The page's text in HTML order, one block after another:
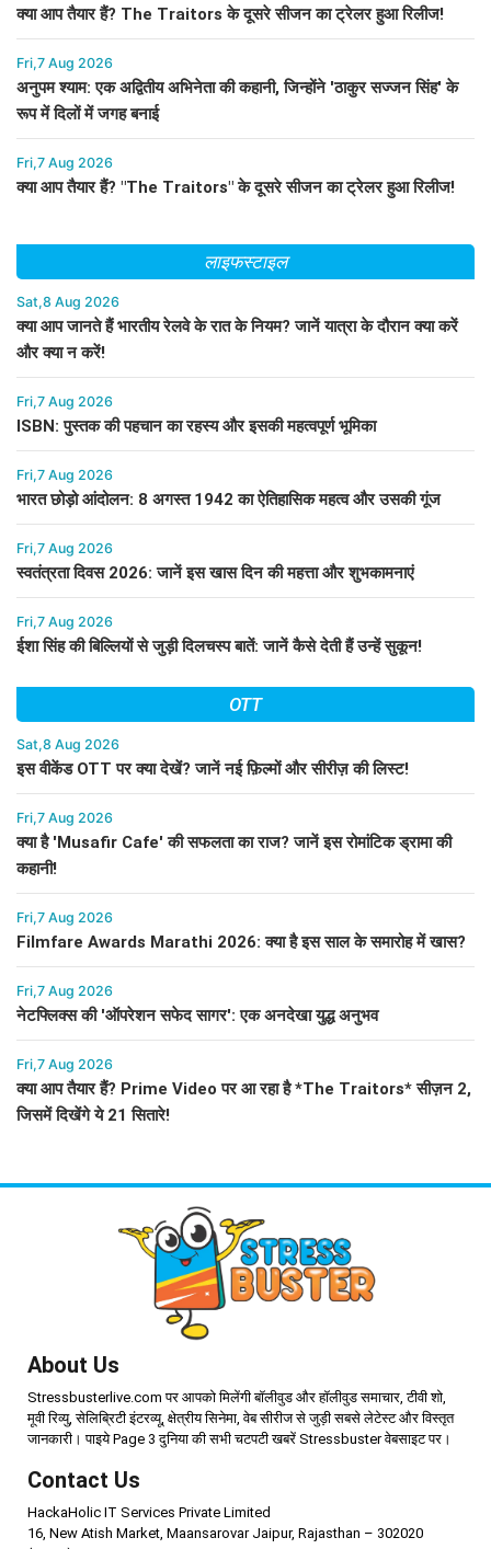
क्या आप तैयार हैं? The Traitors के दूसरे सीजन का ट्रेलर हुआ रिलीज!
Fri,7 Aug 2026
अनुपम श्याम: एक अद्वितीय अभिनेता की कहानी, जिन्होंने 'ठाकुर सज्जन सिंह' के
रूप में दिलों में जगह बनाई
Fri,7 Aug 2026
क्या आप तैयार हैं? "The Traitors" के दूसरे सीजन का ट्रेलर हुआ रिलीज!
लाइफस्टाइल
Sat,8 Aug 2026
क्या आप जानते हैं भारतीय रेलवे के रात के नियम? जानें यात्रा के दौरान क्या करें
और क्या न करें!
Fri,7 Aug 2026
ISBN: पुस्तक की पहचान का रहस्य और इसकी महत्वपूर्ण भूमिका
Fri,7 Aug 2026
भारत छोड़ो आंदोलन: 8 अगस्त 1942 का ऐतिहासिक महत्व और उसकी गूंज
Fri,7 Aug 2026
स्वतंत्रता दिवस 2026: जानें इस खास दिन की महत्ता और शुभकामनाएं
Fri,7 Aug 2026
ईशा सिंह की बिल्लियों से जुड़ी दिलचस्प बातें: जानें कैसे देती हैं उन्हें सुकून!
OTT
Sat,8 Aug 2026
इस वीकेंड OTT पर क्या देखें? जानें नई फ़िल्मों और सीरीज़ की लिस्ट!
Fri,7 Aug 2026
क्या है 'Musafir Cafe' की सफलता का राज? जानें इस रोमांटिक ड्रामा की
कहानी!
Fri,7 Aug 2026
Filmfare Awards Marathi 2026: क्या है इस साल के समारोह में खास?
Fri,7 Aug 2026
नेटफ्लिक्स की 'ऑपरेशन सफेद सागर': एक अनदेखा युद्ध अनुभव
Fri,7 Aug 2026
क्या आप तैयार हैं? Prime Video पर आ रहा है *The Traitors* सीज़न 2,
जिसमें दिखेंगे ये 21 सितारे!
About Us
Stressbusterlive.com पर आपको मिलेंगी बॉलीवुड और हॉलीवुड समाचार, टीवी शो,
मूवी रिव्यु, सेलिब्रिटी इंटरव्यू, क्षेत्रीय सिनेमा, वेब सीरीज से जुड़ी सबसे लेटेस्ट और विस्तृत
जानकारी। पाइये Page 3 दुनिया की सभी चटपटी खबरें Stressbuster वेबसाइट पर।
Contact Us
HackaHolic IT Services Private Limited
16, New Atish Market, Maansarovar Jaipur, Rajasthan – 302020